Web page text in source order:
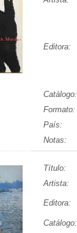
Editora:
Catálogo:
Formato:
País:
Notas:
Título:
Artista:
Editora:
Catálogo: